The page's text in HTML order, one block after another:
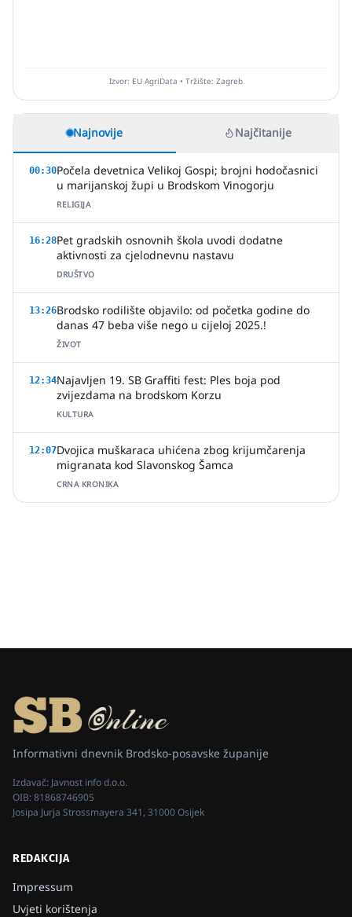
Izvor: EU AgriData • Tržište: Zagreb
Najnovije Najčitanije
00:30Počela devetnica Velikoj Gospi; brojni hodočasnici
u marijanskoj župi u Brodskom Vinogorju
RELIGIJA
16:28Pet gradskih osnovnih škola uvodi dodatne
aktivnosti za cjelodnevnu nastavu
DRUŠTVO
13:26Brodsko rodilište objavilo: od početka godine do
danas 47 beba više nego u cijeloj 2025.!
ŽIVOT
12:34Najavljen 19. SB Graffiti fest: Ples boja pod
zvijezdama na brodskom Korzu
KULTURA
12:07Dvojica muškaraca uhićena zbog krijumčarenja
migranata kod Slavonskog Šamca
CRNA KRONIKA
Informativni dnevnik Brodsko-posavske županije
Izdavač: Javnost info d.o.o.
OIB:81868746905
Josipa Jurja Strossmayera 341, 31000 Osijek
REDAKCIJA
Impressum
Uvjeti korištenja